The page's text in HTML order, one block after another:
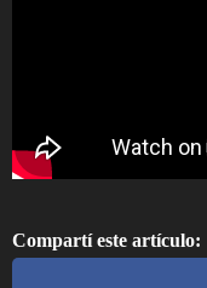
Compartí este artículo: